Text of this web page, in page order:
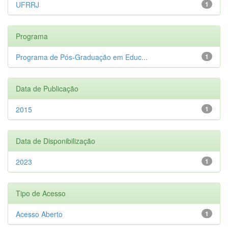
1
UFRRJ
Programa
1
Programa de Pós-Graduação em Educ...
Data de Publicação
1
2015
Data de Disponibilização
1
2023
Tipo de Acesso
1
Acesso Aberto